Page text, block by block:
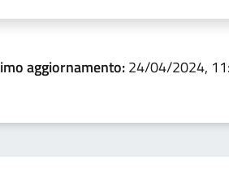
aggiornamento:24/04/2024,